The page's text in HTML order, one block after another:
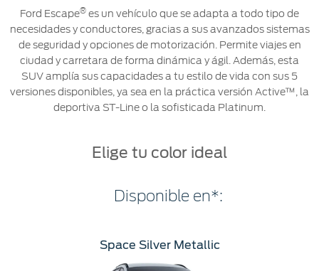
Ford Escape® es un vehículo que se adapta a todo tipo de
necesidades y conductores, gracias a sus avanzados sistemas
de seguridad y opciones de motorización. Permite viajes en
ciudad y carretara de forma dinámica y ágil. Además, esta
SUV amplía sus capacidades a tu estilo de vida con sus 5
versiones disponibles, ya sea en la práctica versión Active™, la
deportiva ST-Line o la sofisticada Platinum.
Elige tu color ideal
Disponible en*:
Space Silver Metallic